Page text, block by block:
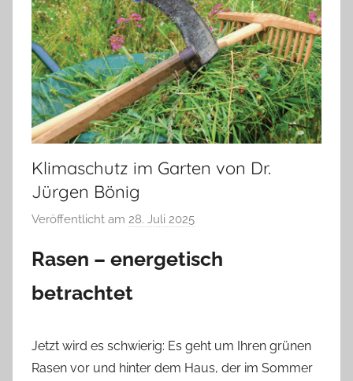
Klimaschutz im Garten von Dr.
Jürgen Bönig
Veröffentlicht am 28. Juli 2025
n
e
a
Rasen – energetisch
betrachtet
Jetzt wird es schwierig: Es geht um Ihren grünen
Rasen vor und hinter dem Haus, der im Sommer